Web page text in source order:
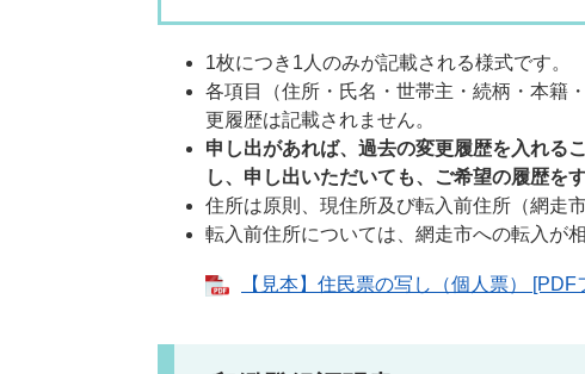
1枚につき1人のみが記載される様式です。
各項目（住所・氏名・世帯主・続柄・本籍
更履歴は記載されません。
申し出があれば、過去の変更履歴を入れる
し、申し出いただいても、ご希望の履歴を
住所は原則、現住所及び転入前住所（網走
転入前住所については、網走市への転入が
【見本】住民票の写し（個人票）